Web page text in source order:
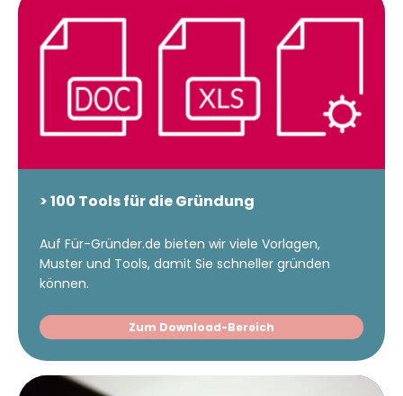
> 100 Tools für die Gründung
Auf Für-Gründer.de bieten wir viele Vorlagen,
Muster und Tools, damit Sie schneller gründen
können.
Zum Download-Bereich